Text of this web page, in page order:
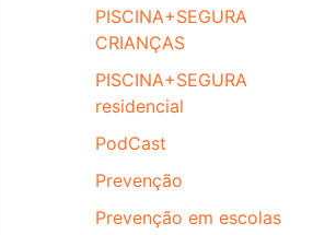
PISCINA+SEGURA
CRIANÇAS
PISCINA+SEGURA
residencial
PodCast
Prevenção
Prevenção em escolas